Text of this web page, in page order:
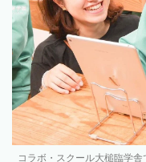
コラボ・スクール大槌臨学